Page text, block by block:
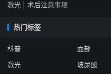
激光 | 术后注意事项
热门标签
科普 面部
激光
玻尿酸